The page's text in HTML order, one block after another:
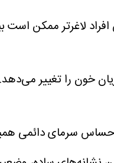
افراد لاغرتر ممکن
خون را تغییر می‌دهد.
سرمای دائمی